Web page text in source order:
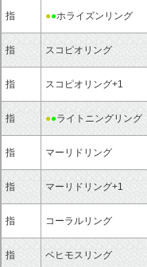
指 ●●ホライズンリング
指 スコピオリング
指 スコピオリング+1
指 ●●ライトニングリング
指 マーリドリング
指 マーリドリング+1
指 コーラルリング
指 ベヒモスリング